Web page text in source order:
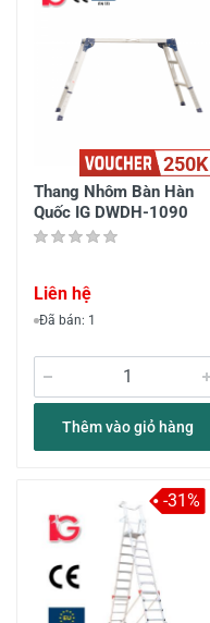
250K
Thang Nhôm Bàn Hàn
Quốc IG DWDH-1090
Liên hệ
Đã bán: 1
Thêm vào giỏ hàng
-31%